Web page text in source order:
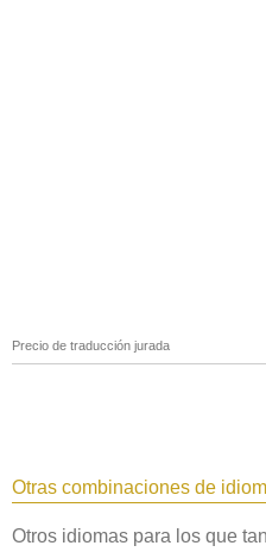
Precio de traducción jurada
Otras combinaciones de
Otros idiomas para los que